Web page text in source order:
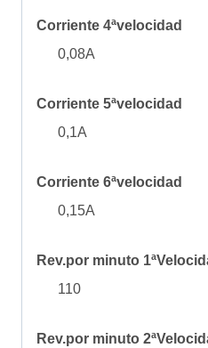
Corriente 4ªvelocidad
0,08A
Corriente 5ªvelocidad
0,1A
Corriente 6ªvelocidad
0,15A
Rev.por minuto
110
Rev.por minuto